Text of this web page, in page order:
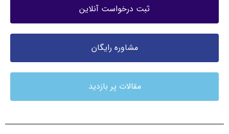
ثبت درخواست آنلاین
مشاوره رایگان
مقالات پر بازدید